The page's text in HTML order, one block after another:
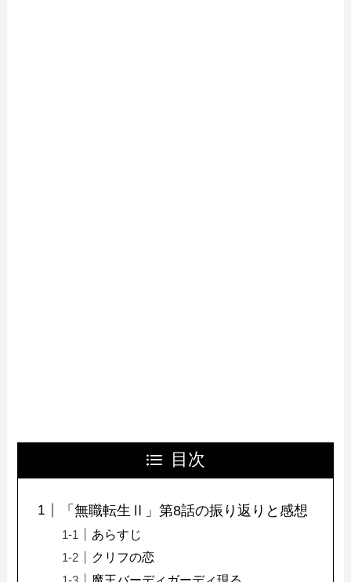
目次
「無職転生Ⅱ」第8話の振り返りと感想
あらすじ
クリフの恋